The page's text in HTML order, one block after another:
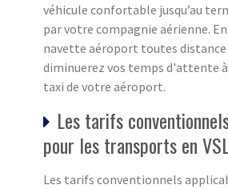
véhicule confortable jusqu’au
par votre compagnie aérienne.
navette aéroport toutes distance
diminuerez vos temps d'attente
taxi de votre aéroport.
Les tarifs
pour les transports en
Les tarifs conventionnels